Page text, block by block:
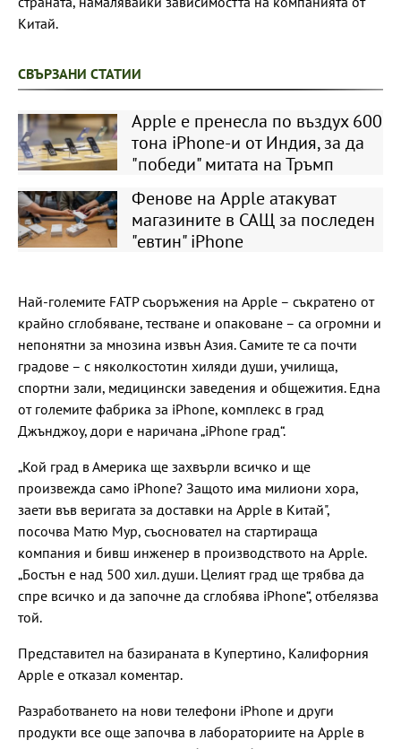
Китай.
СВЪРЗАНИ СТАТИИ
Apple е пренесла по въздух 600
тона iPhone-и от Индия, за да
"победи" митата на Тръмп
Фенове на Apple атакуват
магазините в САЩ за последен
"евтин" iPhone
Най-големите FATP съоръжения на Apple – съкратено от
крайно сглобяване, тестване и опаковане – са огромни и
непонятни за мнозина извън Азия. Самите те са почти
градове – с няколкостотин хиляди души, училища,
спортни зали, медицински заведения и общежития. Една
от големите фабрика за iPhone, комплекс в град
Джънджоу, дори е наричана „iPhone град“.
„Кой град в Америка ще захвърли всичко и ще
произвежда само iPhone? Защото има милиони хора,
заети във веригата за доставки на Apple в Китай",
посочва Матю Мур, съосновател на стартираща
компания и бивш инженер в производството на Apple.
„Бостън е над 500 хил. души. Целият град ще трябва да
спре всичко и да започне да сглобява iPhone“, отбелязва
той.
Представител на базираната в Купертино, Калифорния
Apple е отказал коментар.
Разработването на нови телефони iPhone и други
продукти все още започва в лабораториите на Apple в